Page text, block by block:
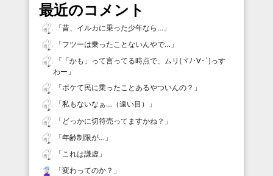
最近のコメント
「昔、イルカに乗った少年なら… 」
「フツーは乗ったことないんやで… 」
「 「かも」って言ってる時点で、ムリ(ヾﾉ･∀･`)っす
わー 」
「ボケて民に乗ったことあるやついんの？ 」
「私もないなぁ…（遠い目）
」
「 どっかに切符売ってますかね？ 」
「年齢制限が… 」
「 これは謙虚 」
「変わってのか？ 」